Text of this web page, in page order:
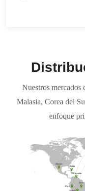
Nuestros mercados
Malasia, Corea del
enfoque